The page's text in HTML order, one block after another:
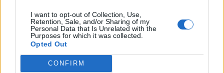
I want to opt-out of Collection, Use,
Retention, Sale, and/or Sharing of my
Personal Data that Is Unrelated with the
Purposes for which it was collected.
Opted Out
CONFIRM
Природен газ от Кипър ще потече към
Европа през 2028 година
09.08.2026 / 17:30